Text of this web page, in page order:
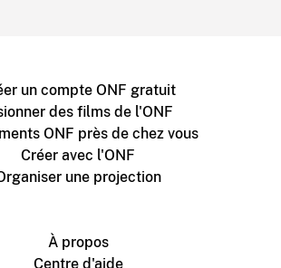
un compte ONF gratuit
des films de l'ONF
ONF près de chez vous
Créer avec l'ONF
une projection
À propos
Centre d'aide